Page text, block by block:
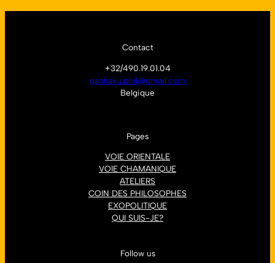
Contact
+32/490.19.01.04
gankaku.phil@gmail.com
Belgique
Pages
VOIE ORIENTALE
VOIE CHAMANIQUE
ATELIERS
COIN DES PHILOSOPHES
EXOPOLITIQUE
QUI SUIS-JE?
Follow us